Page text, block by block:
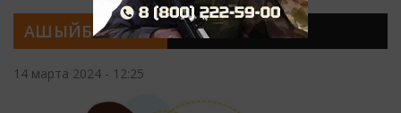
АШЫЙБЫЗМЫ?
14 марта 2024 - 12:25